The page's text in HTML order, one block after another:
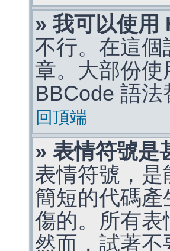
» 我可以使用
不行。在這
章。大部份
BBCode 語法
回頂端
» 表情符號是
表情符號，
簡短的代碼
傷的。所有
然而，試著